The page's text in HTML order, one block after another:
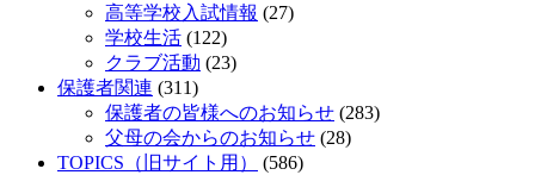
高等学校入試情報 (27)
学校生活 (122)
クラブ活動 (23)
保護者関連 (311)
保護者の皆様へのお知らせ (283)
父母の会からのお知らせ (28)
TOPICS（旧サイト用）
(586)